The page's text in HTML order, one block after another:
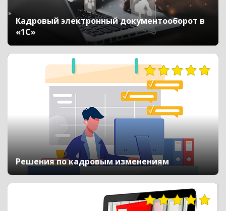
Кадровый электронный документооборот в
«1С»
Решения по кадровым изменениям